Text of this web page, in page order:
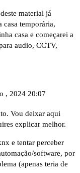
material já
casa temporária,
casa e começarei a
audio, CCTV,
, 2024 20:07
Vou deixar aqui
explicar melhor.
e tentar perceber
software, por
(apenas teria de